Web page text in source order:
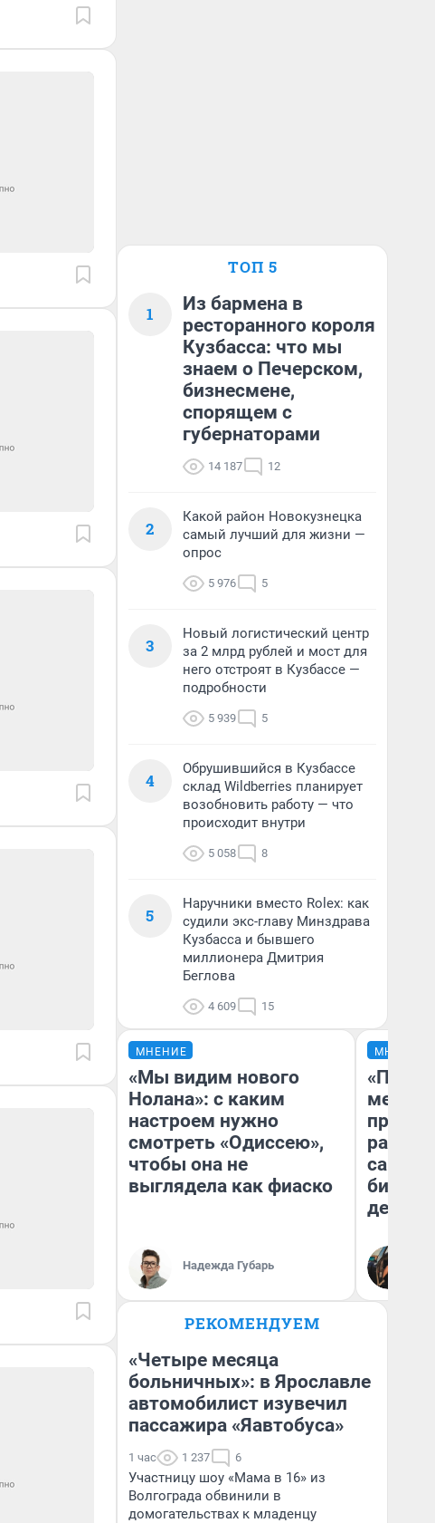
ТОП 5
1
Из бармена в
ресторанного короля
Кузбасса: что мы
знаем о Печерском,
бизнесмене,
спорящем с
губернаторами
14 187 12
2
Какой район Новокузнецка
самый лучший для жизни —
опрос
5 976 5
3
Новый логистический центр
за 2 млрд рублей и мост для
него отстроят в Кузбассе —
подробности
5 939 5
4
Обрушившийся в Кузбассе
склад Wildberries планирует
возобновить работу — что
происходит внутри
5 058 8
5
Наручники вместо Rolex: как
судили экс-главу Минздрава
Кузбасса и бывшего
миллионера Дмитрия
Беглова
4 609 15
МНЕНИЕ
«Мы видим нового
Нолана»: с каким
настроем нужно
смотреть «Одиссею»,
чтобы она не
выглядела как фиаско
Надежда Губарь
МНЕНИЕ
самом
РЕКОМЕНДУЕМ
«Четыре месяца
больничных»: в Ярославле
автомобилист изувечил
пассажира «Яавтобуса»
1 час 1 237 6
Участницу шоу «Мама в 16» из
Волгограда обвинили в
домогательствах к младенцу